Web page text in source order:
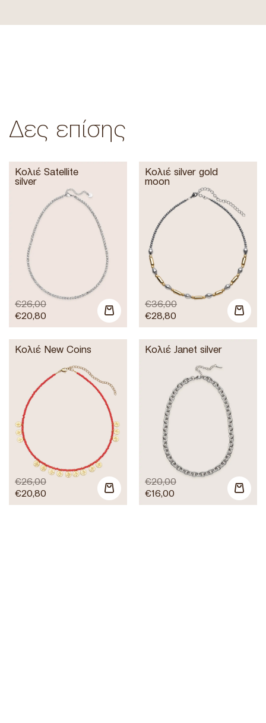
Δες επίσης
Κολιέ Satellite
silver
€26,00
€20,80
Κολιέ silver gold
moon
€36,00
€28,80
Κολιέ New Coins
€26,00
€20,80
Κολιέ Janet silver
€20,00
€16,00